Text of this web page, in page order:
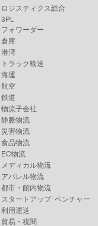
ロジスティクス総合
3PL
フォワーダー
倉庫
港湾
トラック輸送
海運
航空
鉄道
物流子会社
静脈物流
災害物流
食品物流
EC物流
メディカル物流
アパレル物流
都市・館内物流
スタートアップ･ベンチャー
利用運送
貿易・税関